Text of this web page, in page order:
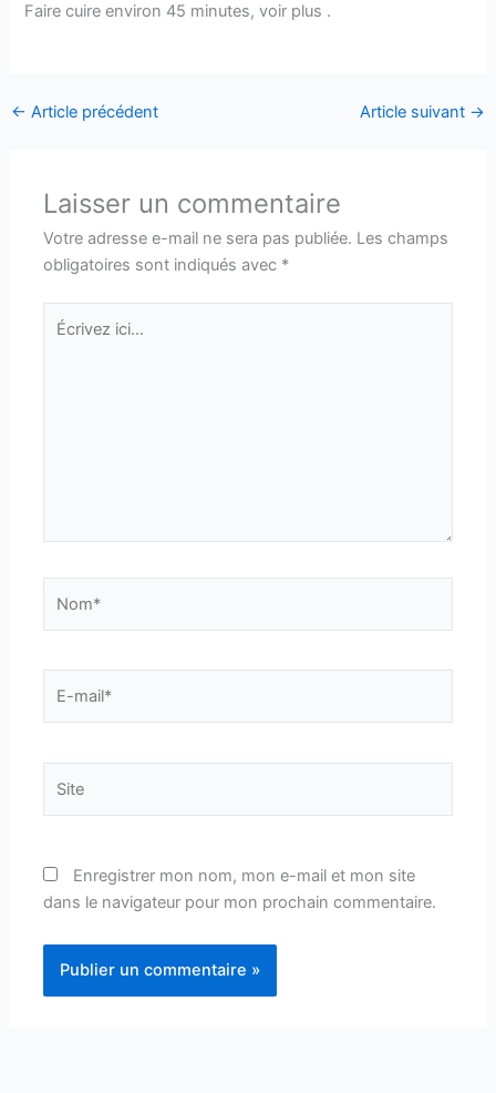
Faire cuire environ 45 minutes, voir plus .
← Article précédent Article suivant →
Laisser un commentaire
Votre adresse e-mail ne sera pas publiée. Les champs
obligatoires sont indiqués avec *
Écrivez
ici…
mail*
Enregistrer mon nom, mon e-mail et mon site
dans le navigateur pour mon prochain commentaire.